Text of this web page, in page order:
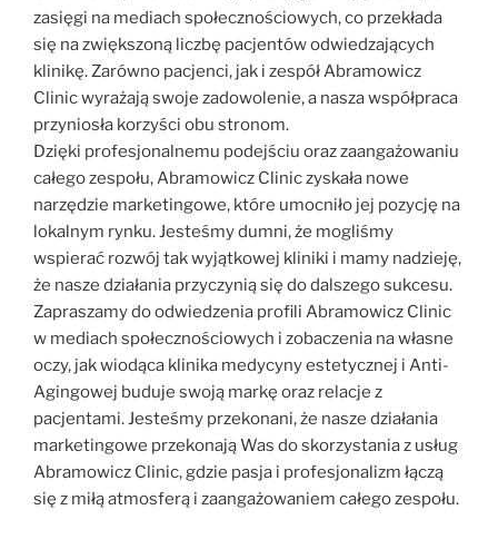
zasięgi na mediach społecznościowych, co przekłada
się na zwiększoną liczbę pacjentów odwiedzających
klinikę. Zarówno pacjenci, jak i zespół Abramowicz
Clinic wyrażają swoje zadowolenie, a nasza współpraca
przyniosła korzyści obu stronom.
Dzięki profesjonalnemu podejściu oraz zaangażowaniu
całego zespołu, Abramowicz Clinic zyskała nowe
narzędzie marketingowe, które umocniło jej pozycję na
lokalnym rynku. Jesteśmy dumni, że mogliśmy
wspierać rozwój tak wyjątkowej kliniki i mamy nadzieję,
że nasze działania przyczynią się do dalszego sukcesu.
Zapraszamy do odwiedzenia profili Abramowicz Clinic
w mediach społecznościowych i zobaczenia na własne
oczy, jak wiodąca klinika medycyny estetycznej i Anti-
Agingowej buduje swoją markę oraz relacje z
pacjentami. Jesteśmy przekonani, że nasze działania
marketingowe przekonają Was do skorzystania z usług
Abramowicz Clinic, gdzie pasja i profesjonalizm łączą
się z miłą atmosferą i zaangażowaniem całego zespołu.